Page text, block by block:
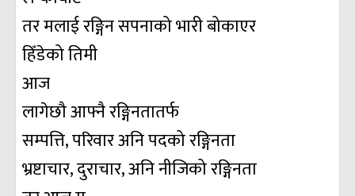
तर मलाई रङ्गिन सपनाको भारी बोकाएर
हिँडेको तिमी
आज
लागेछौ आफ्नै रङ्गिनतातर्फ
सम्पत्ति, परिवार अनि पदको रङ्गिनता
भ्रष्टाचार, दुराचार, अनि नीजिको रङ्गिनता